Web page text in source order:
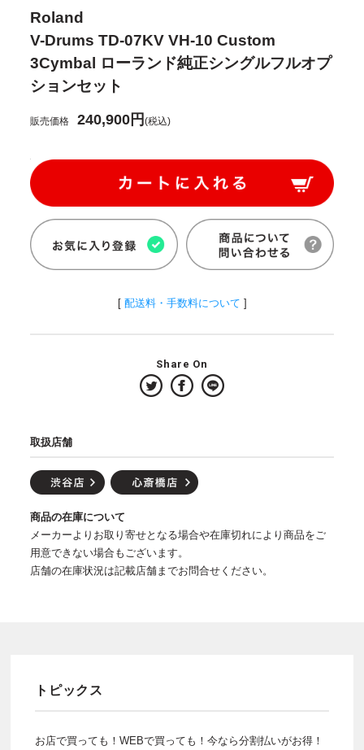
Roland
V-Drums TD-07KV VH-10 Custom
3Cymbal ローランド純正シングルフルオプ
ションセット
販売価格 240,900円(税込)
[ 配送料・手数料について ]
Share On
取扱店舗
商品の在庫について
メーカーよりお取り寄せとなる場合や在庫切れにより商品をご
用意できない場合もございます。
店舗の在庫状況は記載店舗までお問合せください。
トピックス
お店で買っても！WEBで買っても！今なら分割払いがお得！